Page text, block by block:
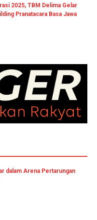
2025, TBM Delima Gelar
Pranatacara Basa Jawa
dalam Arena Pertarungan